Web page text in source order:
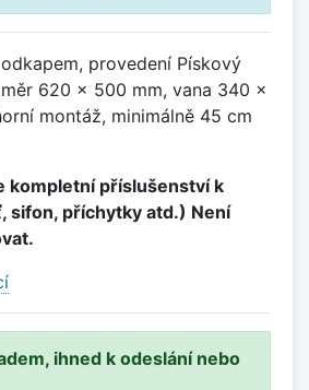
provedení Pískový
620 x 500 mm, vana 340 x
montáž, minimálně 45 cm
kompletní příslušenství k
sifon, příchytky atd.) Není
ihned k odeslání nebo